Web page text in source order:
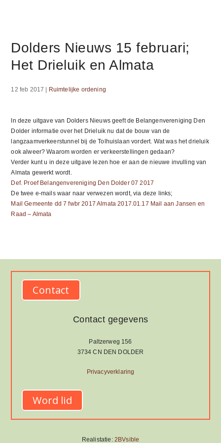
Dolders Nieuws 15 februari;
Het Drieluik en Almata
12 feb 2017 Ruimtelijke ordening
In deze uitgave van Dolders Nieuws geeft de Belangenvereniging Den
Dolder informatie over het Drieluik nu dat de bouw van de
langzaamverkeerstunnel bij de Tolhuislaan vordert. Wat was het drieluik
ook alweer? Waarom worden er verkeerstellingen gedaan?
Verder kunt u in deze uitgave lezen hoe er aan de nieuwe invulling van
Almata gewerkt wordt.
Def. Proef Belangenvereniging Den Dolder 07 2017
De twee e-mails waar naar verwezen wordt, via deze links;
Mail Gemeente dd 7 fwbr 2017 Almata 2017.01.17 Mail aan Jansen en
Raad – Almata
Contact
Contact gegevens
Paltzerweg 156
3734 CN DEN DOLDER
Privacyverklaring
Word lid
Realistatie: 2BVsible